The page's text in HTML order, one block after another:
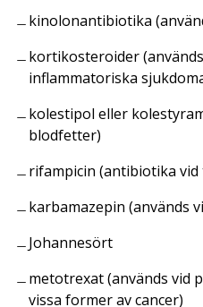
kinolonantibiotika
kortikosteroider
inflammatoriska
kolestipol eller
blodfetter)
rifampicin (antibiotika
karbamazepin (används
Johannesört
metotrexat (används vid
vissa former av cancer)